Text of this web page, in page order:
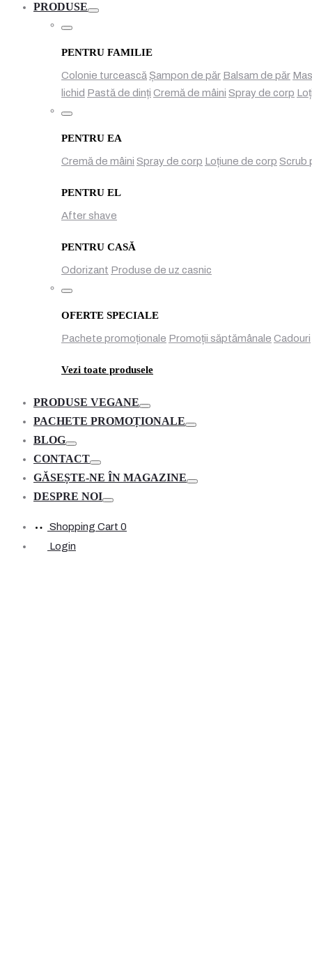
PRODUSE
PENTRU FAMILIE
Colonie turcească Șampon de păr Balsam de păr
lichid Pastă de dinți Cremă de mâini Spray de corp
PENTRU EA
Cremă de mâini Spray de corp Loțiune de corp Scrub
PENTRU EL
After shave
PENTRU CASĂ
Odorizant Produse de uz casnic
OFERTE SPECIALE
Pachete promoționale Promoții săptămânale Cadouri
Vezi toate produsele
PRODUSE VEGANE
PACHETE PROMOȚIONALE
BLOG
CONTACT
Toggle
GĂSEȘTE-NE ÎN MAGAZINE
DESPRE NOI
Shopping Cart 0
Login